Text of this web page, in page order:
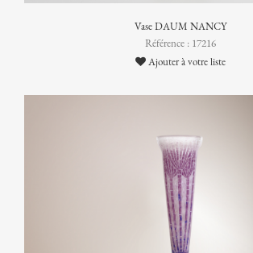
Vase DAUM NANCY
Référence : 17216
Ajouter à votre liste